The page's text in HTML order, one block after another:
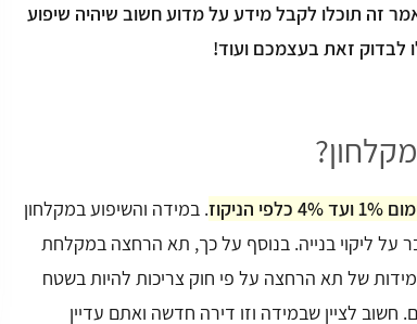
זה תוכלו לקבל מידע על מדוע חשוב שיהיה שיפוע
לבדוק זאת בעצמכם ועוד!
. במידה והשיפוע במקלחון
מ-4% או יותר נמוך מ-1%, מדובר על ליקוי בנייה. בנוסף על כך, תא הרחצה במקלחת
של תא הרחצה על פי חוק צריכות להיות בשטח